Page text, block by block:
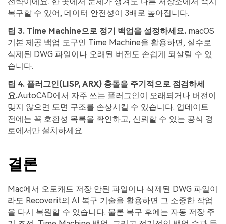
복구할 수 있어, 데이터 안전성이 3배로 높아집니다.
팁 3. Time Machine으로 정기 백업을 설정하세요. macOS
기본 제공 백업 도구인 Time Machine을 활용하면, 실수로
삭제된 DWG 파일이나 오래된 버전도 손쉽게 되살릴 수 있
습니다.
팁 4. 플러그인(LISP, ARX) 충돌을 주기적으로 점검하세
요.AutoCAD에서 자주 쓰는 플러그인이 오래되거나 버전이
맞지 않으면 도면 구조를 손상시킬 수 있습니다. 업데이트
전에는 꼭 호환성 목록을 확인하고, 신뢰할 수 있는 공식 경
로에서만 설치하세요.
결론
Mac에서 오토캐드 저장 안된 파일이나 삭제된 DWG 파일이
라도 Recoverit의 AI 복구 기술을 활용하면 그 소중한 작업
을 다시 복원할 수 있습니다. 물론 복구 후에는 자동 저장 주